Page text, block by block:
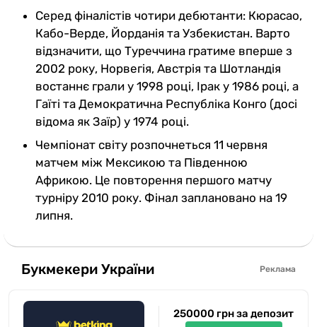
Серед фіналістів чотири дебютанти: Кюрасао,
Кабо-Верде, Йорданія та Узбекистан. Варто
відзначити, що Туреччина гратиме вперше з
2002 року, Норвегія, Австрія та Шотландія
востаннє грали у 1998 році, Ірак у 1986 році, а
Гаїті та Демократична Республіка Конго (досі
відома як Заїр) у 1974 році.
Чемпіонат світу розпочнеться 11 червня
матчем між Мексикою та Південною
Африкою. Це повторення першого матчу
турніру 2010 року. Фінал заплановано на 19
липня.
Букмекери України Реклама
250000 грн за депозит